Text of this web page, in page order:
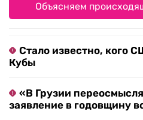
Объясняем
Стало известно, кого
Кубы
«В Грузии
заявление в годовщину